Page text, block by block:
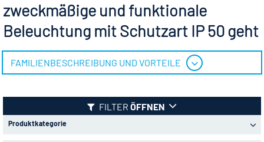
zweckmäßige und funktionale
Beleuchtung mit Schutzart IP 50 geht
FAMILIENBESCHREIBUNG UND VORTEILE
FILTER ÖFFNEN
Produktkategorie